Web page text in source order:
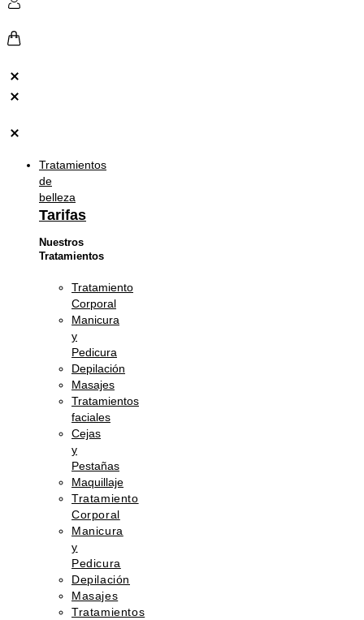
Tratamientos
de
belleza
Tarifas
Nuestros
Tratamientos
Tratamiento
Corporal
Manicura
y
Pedicura
Depilación
Masajes
Tratamientos
faciales
Cejas
y
Pestañas
Maquillaje
Tratamiento
Corporal
Manicura
y
Pedicura
Depilación
Masajes
Tratamientos